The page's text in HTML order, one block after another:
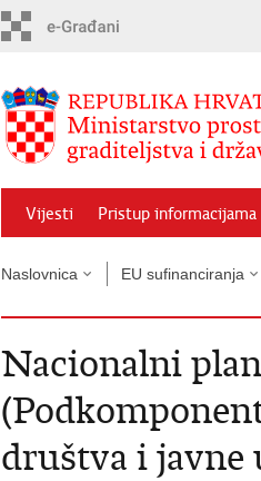
Vijesti Pristup informacijama
Naslovnica EU sufinanciranja
Nacionalni
društva i javne